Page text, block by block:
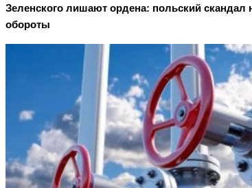
Зеленского лишают ордена: польский скандал
обороты